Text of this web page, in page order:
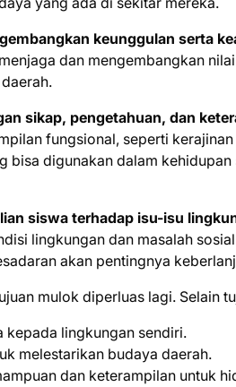
keunggulan serta
dan mengembangkan
sikap, pengetahuan, dan
fungsional, seperti
bisa digunakan dalam
siswa terhadap isu-isu
lingkungan dan masalah
akan pentingnya
mulok diperluas lagi. Selain
kepada lingkungan sendiri.
melestarikan budaya daerah.
dan keterampilan untuk